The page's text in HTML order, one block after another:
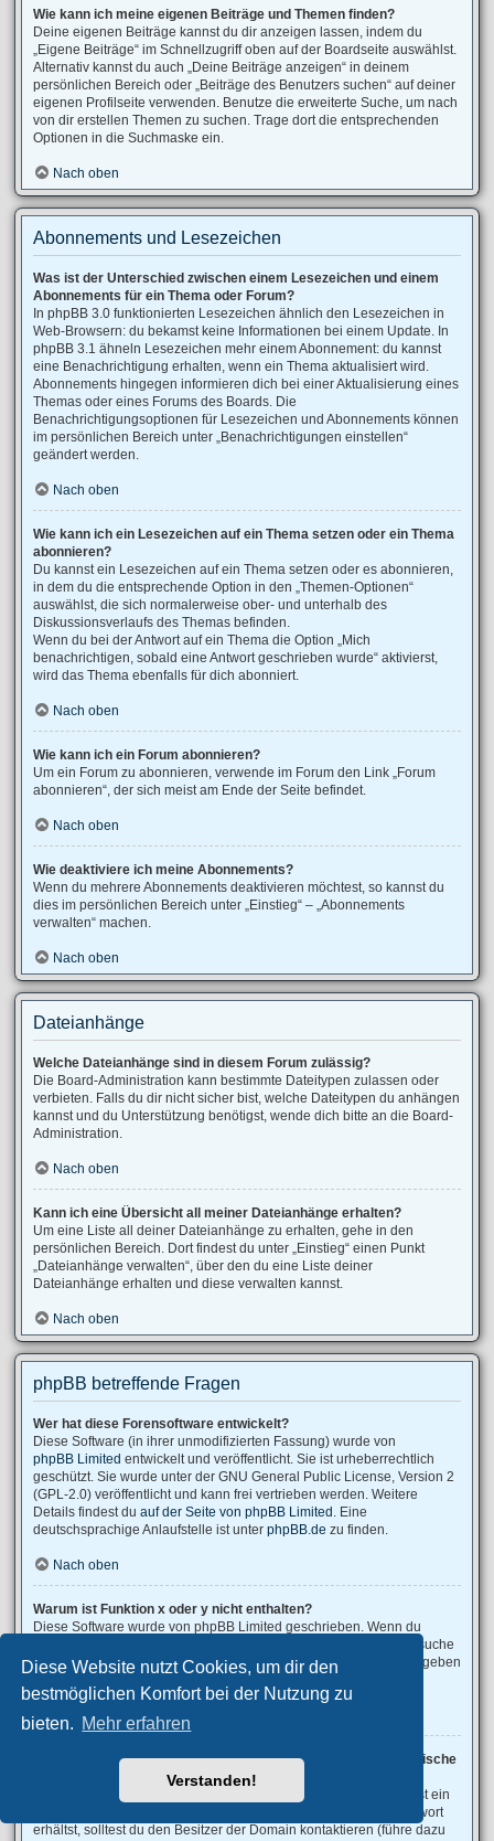
Diese Website nutzt Cookies, um dir den
bestmöglichen Komfort bei der Nutzung zu
bieten. Mehr erfahren
Verstanden!
Wie kann ich meine eigenen Beiträge und Themen finden?
Deine eigenen Beiträge kannst du dir anzeigen lassen, indem du
„Eigene Beiträge“ im Schnellzugriff oben auf der Boardseite auswählst.
Alternativ kannst du auch „Deine Beiträge anzeigen“ in deinem
persönlichen Bereich oder „Beiträge des Benutzers suchen“ auf deiner
eigenen Profilseite verwenden. Benutze die erweiterte Suche, um nach
von dir erstellen Themen zu suchen. Trage dort die entsprechenden
Optionen in die Suchmaske ein.
Nach oben
Abonnements und Lesezeichen
Was ist der Unterschied zwischen einem Lesezeichen und einem
Abonnements für ein Thema oder Forum?
In phpBB 3.0 funktionierten Lesezeichen ähnlich den Lesezeichen in
Web-Browsern: du bekamst keine Informationen bei einem Update. In
phpBB 3.1 ähneln Lesezeichen mehr einem Abonnement: du kannst
eine Benachrichtigung erhalten, wenn ein Thema aktualisiert wird.
Abonnements hingegen informieren dich bei einer Aktualisierung eines
Themas oder eines Forums des Boards. Die
Benachrichtigungsoptionen für Lesezeichen und Abonnements können
im persönlichen Bereich unter „Benachrichtigungen einstellen“
geändert werden.
Nach oben
Wie kann ich ein Lesezeichen auf ein Thema setzen oder ein Thema
abonnieren?
Du kannst ein Lesezeichen auf ein Thema setzen oder es abonnieren,
in dem du die entsprechende Option in den „Themen-Optionen“
auswählst, die sich normalerweise ober- und unterhalb des
Diskussionsverlaufs des Themas befinden.
Wenn du bei der Antwort auf ein Thema die Option „Mich
benachrichtigen, sobald eine Antwort geschrieben wurde“ aktivierst,
wird das Thema ebenfalls für dich abonniert.
Nach oben
Wie kann ich ein Forum abonnieren?
Um ein Forum zu abonnieren, verwende im Forum den Link „Forum
abonnieren“, der sich meist am Ende der Seite befindet.
Nach oben
Wie deaktiviere ich meine Abonnements?
Wenn du mehrere Abonnements deaktivieren möchtest, so kannst du
dies im persönlichen Bereich unter „Einstieg“ – „Abonnements
verwalten“ machen.
Nach oben
Dateianhänge
Welche Dateianhänge sind in diesem Forum zulässig?
Die Board-Administration kann bestimmte Dateitypen zulassen oder
verbieten. Falls du dir nicht sicher bist, welche Dateitypen du anhängen
kannst und du Unterstützung benötigst, wende dich bitte an die Board-
Administration.
Nach oben
Kann ich eine Übersicht all meiner Dateianhänge erhalten?
Um eine Liste all deiner Dateianhänge zu erhalten, gehe in den
persönlichen Bereich. Dort findest du unter „Einstieg“ einen Punkt
„Dateianhänge verwalten“, über den du eine Liste deiner
Dateianhänge erhalten und diese verwalten kannst.
Nach oben
phpBB betreffende Fragen
Wer hat diese Forensoftware entwickelt?
Diese Software (in ihrer unmodifizierten Fassung) wurde von
phpBB Limited entwickelt und veröffentlicht. Sie ist urheberrechtlich
geschützt. Sie wurde unter der GNU General Public License, Version 2
(GPL-2.0) veröffentlicht und kann frei vertrieben werden. Weitere
Details findest du auf der Seite von phpBB Limited . Eine
deutschsprachige Anlaufstelle ist unter phpBB.de zu finden.
Nach oben
Warum ist Funktion x oder y nicht enthalten?
Diese Software wurde von phpBB Limited geschrieben. Wenn du
denkst, dass eine Funktion implementiert werden sollte, dann besuche
phpBB Ideas, wo du deine Stimme für bestehende Vorschläge abgeben
oder neue Funktionen vorschlagen kannst.
Nach oben
An wen soll ich mich wenden, falls es Beschwerden oder juristische
Anfragen zu diesem Forum gibt?
Jeder Administrator, der auf der „Das Team“-Seite aufgeführt ist, ist ein
geeigneter Kontakt für deine Beschwerde. Wenn du so keine Antwort
erhältst, solltest du den Besitzer der Domain kontaktieren (führe dazu